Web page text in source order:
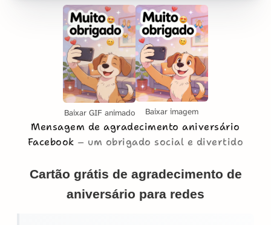
Baixar GIF animado Baixar imagem
Mensagem de agradecimento aniversário
Facebook
um obrigado social e divertido
Cartão grátis de agradecimento de
aniversário para redes